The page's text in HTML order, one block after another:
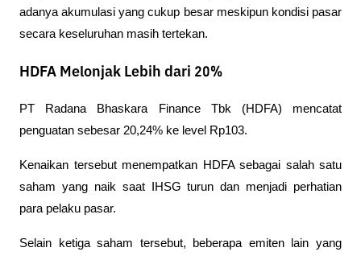
adanya akumulasi yang cukup besar meskipun kondisi pasar
secara keseluruhan masih tertekan.
HDFA Melonjak Lebih dari 20%
PT Radana Bhaskara Finance Tbk (HDFA) mencatat
penguatan sebesar 20,24% ke level Rp103.
Kenaikan tersebut menempatkan HDFA sebagai salah satu
saham yang naik saat IHSG turun dan menjadi perhatian
para pelaku pasar.
Selain ketiga saham tersebut, beberapa emiten lain yang